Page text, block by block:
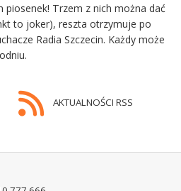
piosenek! Trzem z nich można dać
to joker), reszta otrzymuje po
Radia Szczecin. Każdy może
AKTUALNOŚCI RSS